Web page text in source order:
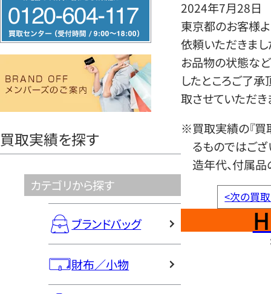
リ
ー
ヤ
買取実績を探す
カテゴリから探す
ブランドバッグ
財布／小物
2024年7月28日
東京都のお客様
依頼いただきまし
お品物の状態など
したところご了
取させていただき
※買取実績の『買
るものではござ
造年代、付属品
<次の買